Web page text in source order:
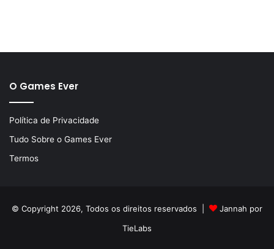
O Games Ever
Política de Privacidade
Tudo Sobre o Games Ever
Termos
© Copyright 2026, Todos os direitos reservados |
Jannah por
TieLabs